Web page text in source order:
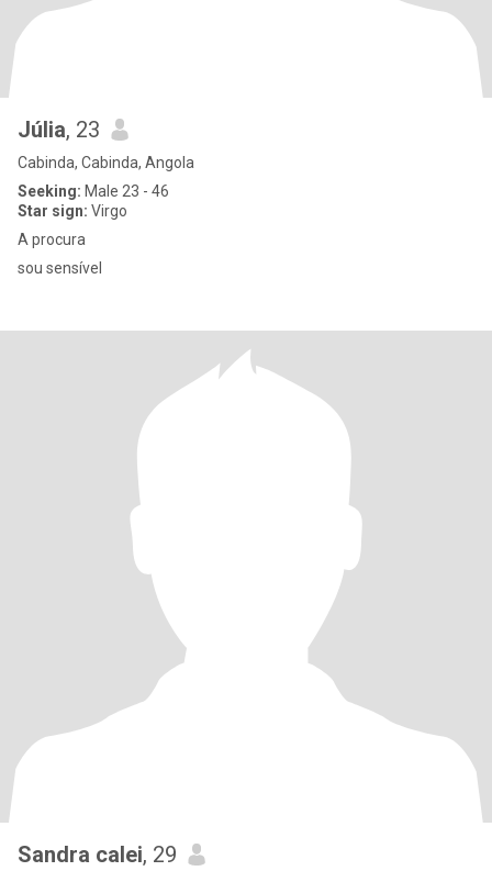
Júlia, 23
Cabinda, Cabinda, Angola
Seeking: Male 23 - 46
Star sign: Virgo
A procura
sou sensível
Sandra calei, 29